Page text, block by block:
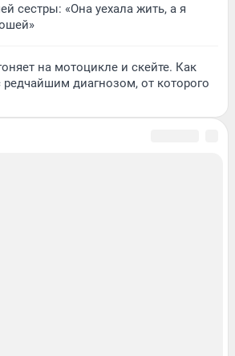
сестры: «Она уехала жить, а я
на мотоцикле и скейте. Как
диагнозом, от которого